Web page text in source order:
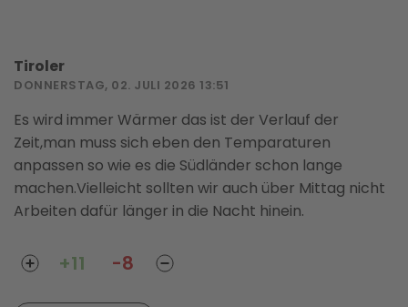
Tiroler
DONNERSTAG, 02. JULI 2026 13:51
Es wird immer Wärmer das ist der Verlauf der
Zeit,man muss sich eben den Temparaturen
anpassen so wie es die Südländer schon lange
machen.Vielleicht sollten wir auch über Mittag nicht
Arbeiten dafür länger in die Nacht hinein.
+11 -8